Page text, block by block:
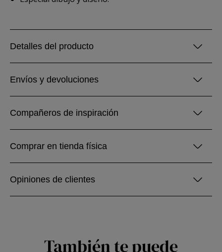
Detalles del producto
Envíos y devoluciones
Compañeros de inspiración
Comprar en tienda física
Opiniones de clientes
También te puede